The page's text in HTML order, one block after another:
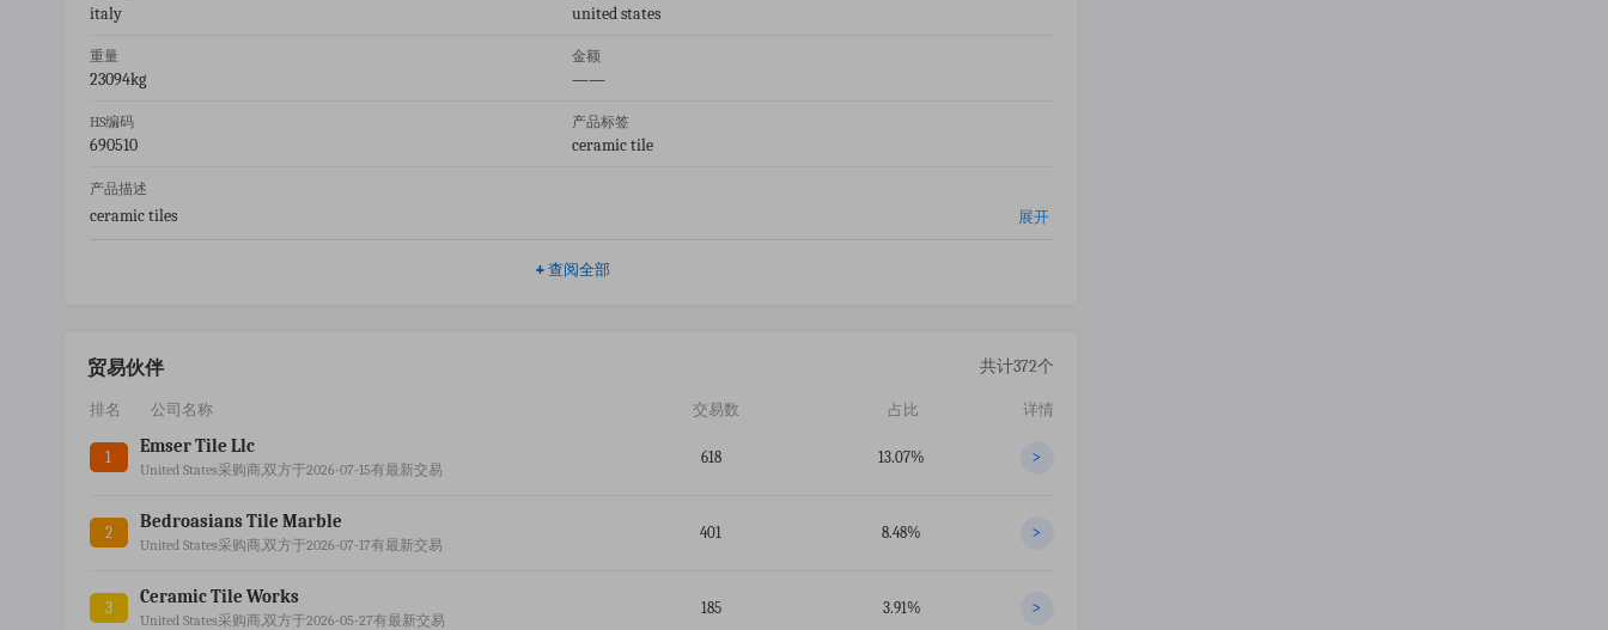
italy united states
重量
23094kg
金额
——
HS编码
690510
产品标签
ceramic tile
产品描述
ceramic tiles 展开
+ 查阅全部
贸易伙伴 共计372个
排名 公司名称 交易数 占比 详情
1
Emser Tile Llc
United States采购商,双方于2026-07-15有最新交易
618 13.07% >
2
Bedroasians Tile Marble
United States采购商,双方于2026-07-17有最新交易
401 8.48% >
3
Ceramic Tile Works
United States采购商,双方于2026-05-27有最新交易
185 3.91% >